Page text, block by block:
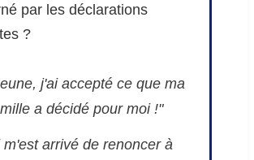
par les déclarations
?
j'ai accepté ce que ma
a décidé pour moi !"
m'est arrivé de renoncer à